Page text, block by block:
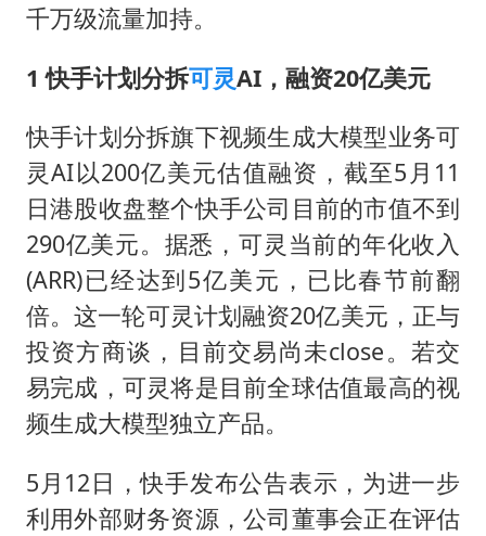
千万级流量加持。
1 快手计划分拆可灵AI，融资20亿美元
快手计划分拆旗下视频生成大模型业务可
灵AI以200亿美元估值融资，截至5月11
日港股收盘整个快手公司目前的市值不到
290亿美元。据悉，可灵当前的年化收入
(ARR)已经达到5亿美元，已比春节前翻
倍。这一轮可灵计划融资20亿美元，正与
投资方商谈，目前交易尚未close。若交
易完成，可灵将是目前全球估值最高的视
频生成大模型独立产品。
5月12日，快手发布公告表示，为进一步
利用外部财务资源，公司董事会正在评估